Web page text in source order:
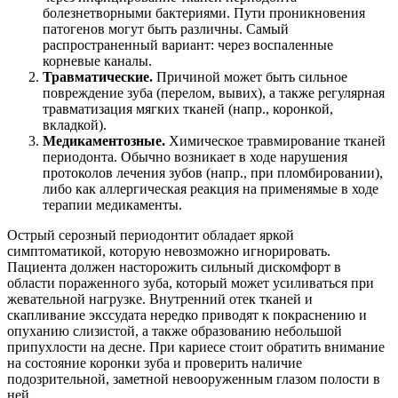
болезнетворными бактериями. Пути проникновения
патогенов могут быть различны. Самый
распространенный вариант: через воспаленные
корневые каналы.
Травматические. Причиной может быть сильное
повреждение зуба (перелом, вывих), а также регулярная
травматизация мягких тканей (напр., коронкой,
вкладкой).
Медикаментозные. Химическое травмирование тканей
периодонта. Обычно возникает в ходе нарушения
протоколов лечения зубов (напр., при пломбировании),
либо как аллергическая реакция на применямые в ходе
терапии медикаменты.
Острый серозный периодонтит обладает яркой
симптоматикой, которую невозможно игнорировать.
Пациента должен насторожить сильный дискомфорт в
области пораженного зуба, который может усиливаться при
жевательной нагрузке. Внутренний отек тканей и
скапливание экссудата нередко приводят к покраснению и
опуханию слизистой, а также образованию небольшой
припухлости на десне. При кариесе стоит обратить внимание
на состояние коронки зуба и проверить наличие
подозрительной, заметной невооруженным глазом полости в